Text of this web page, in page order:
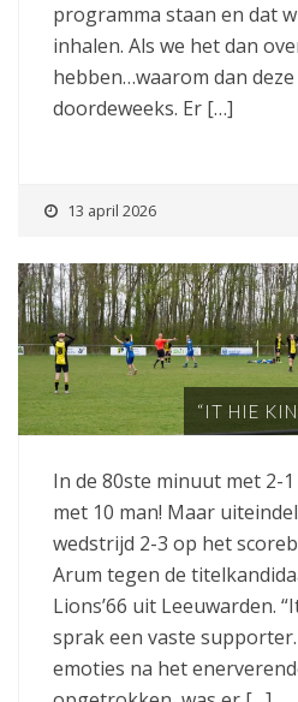
programma staan en dat
inhalen. Als we het dan
hebben…waarom dan
doordeweeks. Er […]
13 april 2026
“IT HIE
In de 80ste minuut met 2-1
met 10 man! Maar
wedstrijd 2-3 op het
Arum tegen de
Lions’66 uit Leeuwarden.
sprak een vaste
emoties na het